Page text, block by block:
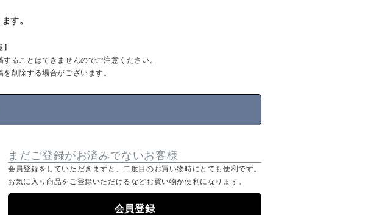
す。
ることはできませんのでご注意ください。
削除する場合がございます。
まだご登録がお済みでないお客様
会員登録をしていただきますと、二度目のお買い物時にとても便利です。
お気に入り商品をご登録いただけるなどお買い物が便利になります。
会員登録